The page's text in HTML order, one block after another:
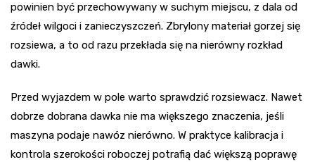
powinien być przechowywany w suchym miejscu, z dala od
źródeł wilgoci i zanieczyszczeń. Zbrylony materiał gorzej się
rozsiewa, a to od razu przekłada się na nierówny rozkład
dawki.
Przed wyjazdem w pole warto sprawdzić rozsiewacz. Nawet
dobrze dobrana dawka nie ma większego znaczenia, jeśli
maszyna podaje nawóz nierówno. W praktyce kalibracja i
kontrola szerokości roboczej potrafią dać większą poprawę